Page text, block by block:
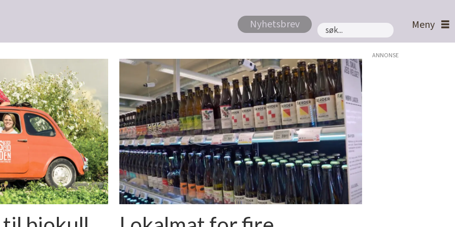
Nyhetsbrev
Søk
ANNONSE